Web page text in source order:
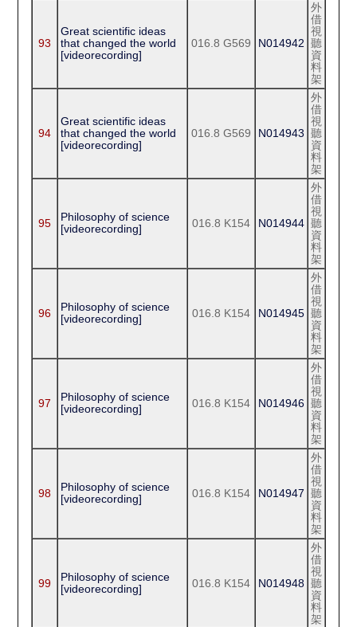
93
Great scientific ideas
that changed the world
[videorecording]
016.8 G569 N014942
外
借
視
聽
資
料
架
94
Great scientific ideas
that changed the world
[videorecording]
016.8 G569 N014943
外
借
視
聽
資
料
架
95
Philosophy of science
[videorecording]
016.8 K154 N014944
外
借
視
聽
資
料
架
96
Philosophy of science
[videorecording]
016.8 K154 N014945
外
借
視
聽
資
料
架
97
Philosophy of science
[videorecording]
016.8 K154 N014946
外
借
視
聽
資
料
架
98
Philosophy of science
[videorecording]
016.8 K154 N014947
外
借
視
聽
資
料
架
99
Philosophy of science
[videorecording]
016.8 K154 N014948
外
借
視
聽
資
料
架